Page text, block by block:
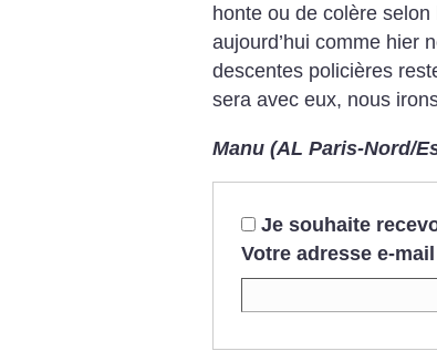
honte ou de colère selon
aujourd’hui comme hier
descentes policières
sera avec eux, nous
Manu (AL Paris-Nord/
Je souhaite
Votre adresse e-mail